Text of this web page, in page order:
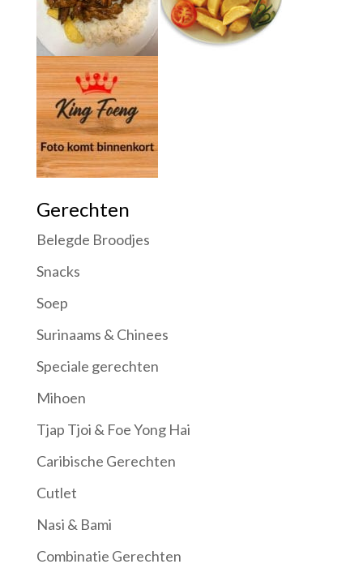
Gerechten
Belegde Broodjes
Snacks
Soep
Surinaams & Chinees
Speciale gerechten
Mihoen
Tjap Tjoi & Foe Yong Hai
Caribische Gerechten
Cutlet
Nasi & Bami
Combinatie Gerechten